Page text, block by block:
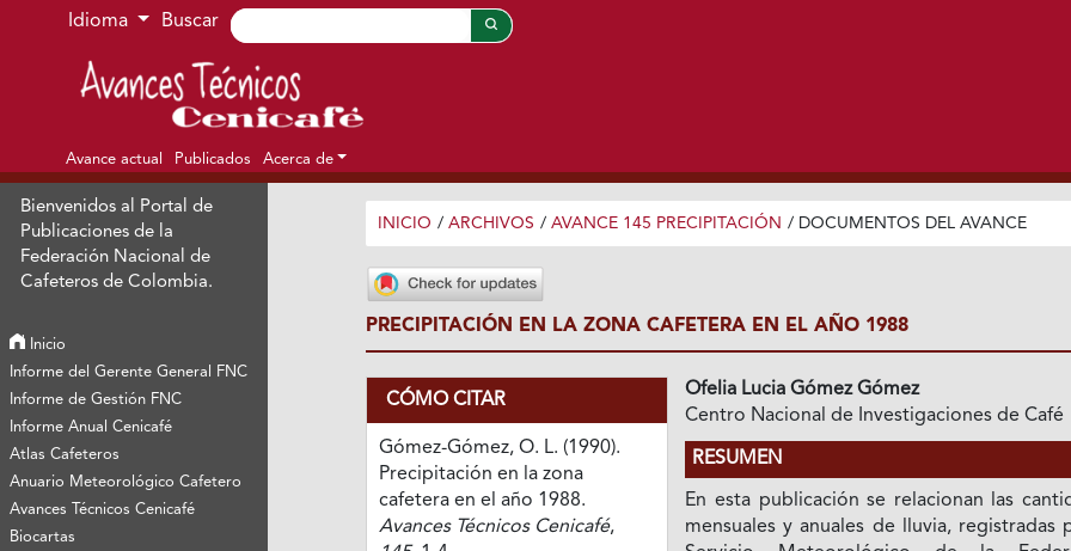
Ir al menú de navegación principal
Ir al contenido principal
Ir al pie de página del sitio
Idioma Buscar
Avance actual Publicados Acerca de
Bienvenidos al Portal de
Publicaciones de la
Federación Nacional de
Cafeteros de Colombia.
Inicio
Informe del Gerente General FNC
Informe de Gestión FNC
Informe Anual Cenicafé
Atlas Cafeteros
Anuario Meteorológico Cafetero
Avances Técnicos Cenicafé
Biocartas
INICIO / ARCHIVOS / AVANCE 145 PRECIPITACIÓN / DOCUMENTOS DEL AVANCE
PRECIPITACIÓN EN LA ZONA CAFETERA EN EL AÑO 1988
CÓMO CITAR
Gómez-Gómez, O. L. (1990).
Precipitación en la zona
cafetera en el año 1988.
Avances Técnicos Cenicafé,
Ofelia Lucia Gómez Gómez
Centro Nacional de Investigaciones de Café
RESUMEN
En esta publicación se relacionan las
mensuales y anuales de lluvia, registradas